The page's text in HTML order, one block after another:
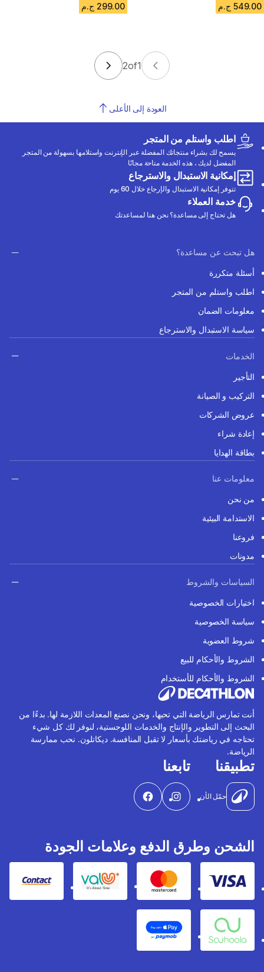
549.00 ج.م 299.00 ج.م
1
of
2
العودة إلى الأعلى
اطلب واستلم من المتجر
يسمح لك بشراء منتجاتك المفضلة عبر الإنترنت واستلامها بسهولة من المتجر
المفضل لديك ، هذه الخدمة متاحة مجانًا
إمكانية الاستبدال والاسترجاع
تتوفر إمكانية الاستبدال والإرجاع خلال 60 يوم
خدمة العملاء
هل تحتاج إلى مساعدة؟ نحن هنا لمساعدتك
هل تبحث عن مساعدة؟
أسئلة متكررة
اطلب واستلم من المتجر
معلومات الضمان
سياسة الاستبدال والاسترجاع
الخدمات
التأجير
التركيب و الصيانة
عروض الشركات
إعادة شراء
بطاقة الهدايا
معلومات عنا
من نحن
الاستدامة البيئية
فروعنا
مدونات
السياسات والشروط
اختيارات الخصوصية
سياسة الخصوصية
شروط العضوية
الشروط والأحكام للبيع
الشروط والأحكام للأستخدام
أنت تمارس الرياضة التي تحبها، ونحن نصنع المعدات اللازمة لها. بدءًا من
البحث إلى التطوير والإنتاج والخدمات اللوجستية، لنوفر لك كل شيء
تحتاجه في رياضتك بأسعار لا تقبل المنافسة. ديكاتلون. نحب ممارسة
الرياضة.
تطبيقنا
حمّل الأن
تابعنا
الشحن وطرق الدفع وعلامات الجودة
Visa
Mastercard
Valu
Contact
Souhoola
Apple Pay